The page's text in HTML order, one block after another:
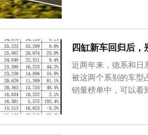
新君威GS售价区间
价17.79...
四缸新车回归后
近两年来，德系和日
被这两个系别的车型
销量榜单中，可以看
第七，同时儿研所
费者都不会陌生，这